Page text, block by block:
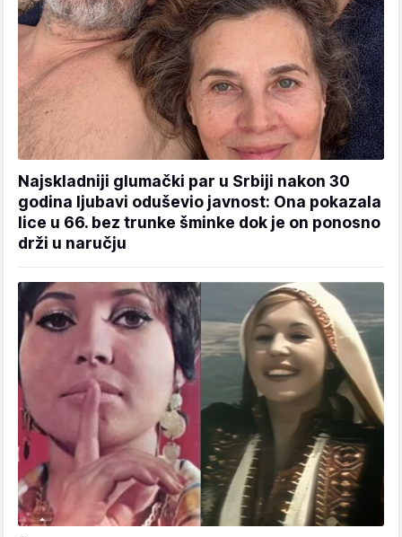
Najskladniji glumački par u Srbiji nakon 30
godina ljubavi oduševio javnost: Ona pokazala
lice u 66. bez trunke šminke dok je on ponosno
drži u naručju